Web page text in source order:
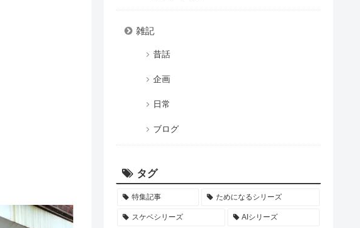
雑記
昔話
企画
日常
ブログ
タグ
特集記事 ためになるシリーズ
スケベシリーズ AIシリーズ